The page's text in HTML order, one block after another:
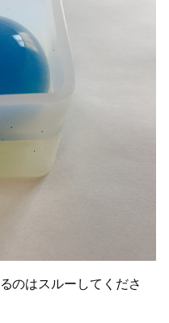
のはスルーしてくださ